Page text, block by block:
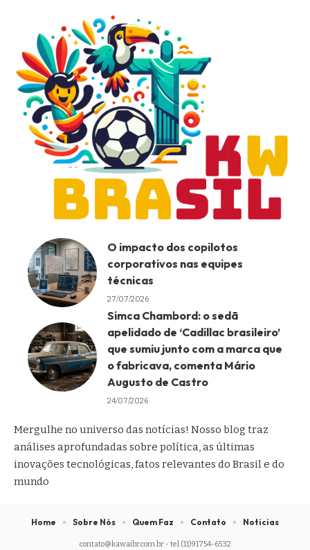
O impacto dos copilotos
corporativos nas equipes
técnicas
27/07/2026
Simca Chambord: o sedã
apelidado de ‘Cadillac brasileiro’
que sumiu junto com a marca que
o fabricava, comenta Mário
Augusto de Castro
24/07/2026
Mergulhe no universo das notícias! Nosso blog traz
análises aprofundadas sobre política, as últimas
inovações tecnológicas, fatos relevantes do Brasil e do
mundo
contato@kawaibr.com.br- tel.(11)91754-6532
Home Sobre Nós Quem Faz Contato Noticias